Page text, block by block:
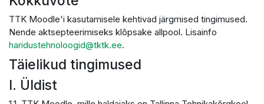
TTK Moodle'i kasutamisele kehtivad järgmised tingimused.
Nende aktsepteerimiseks klõpsake allpool. Lisainfo
haridustehnoloogid@tktk.ee.
Täielikud tingimused
I. Üldist